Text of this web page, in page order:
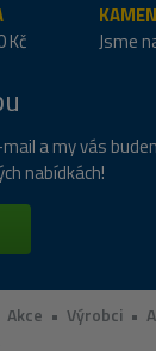
Kč
Jsme
a my vás
nabídkách!
Akce • Výrobci •